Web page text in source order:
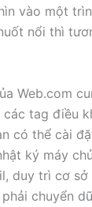
vào một
nổi thì
Web.com
các tag điều
có thể cài
ký máy
duy trì cơ
chuyển